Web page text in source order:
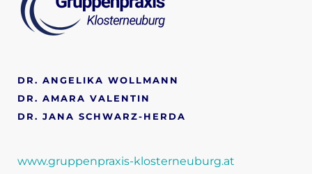
DR. ANGELIKA WOLLMANN
DR. AMARA VALENTIN
DR. JANA SCHWARZ-HERDA
www.gruppenpraxis-klosterneuburg.at